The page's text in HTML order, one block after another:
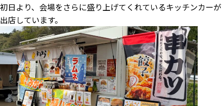
日:
初日より、会場をさらに盛り上げてくれているキッチンカーが
出店しています。